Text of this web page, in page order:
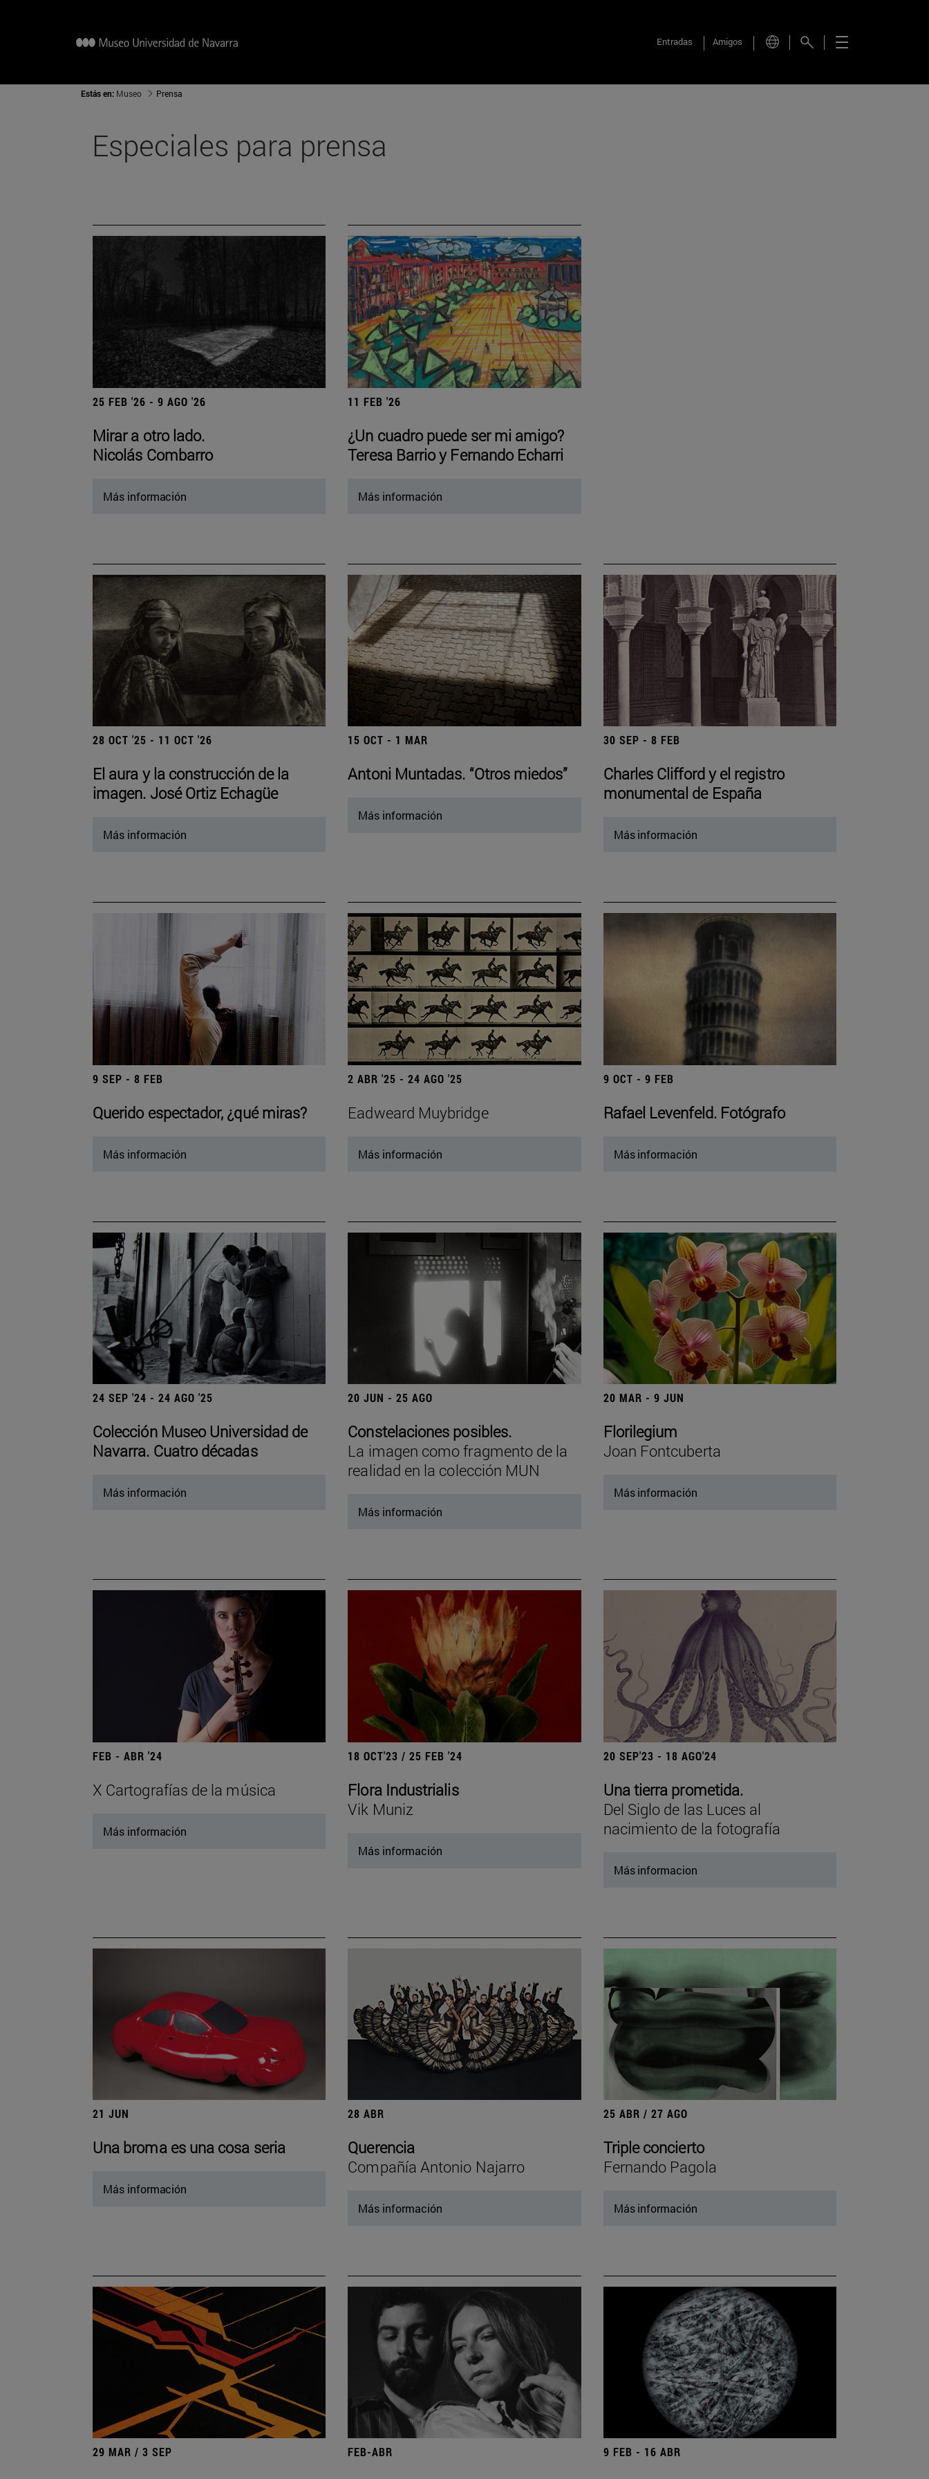
Entradas Amigos
Estás en: Museo Prensa
Especiales para prensa
25 FEB '26 - 9 AGO '26
Mirar a otro lado.
Nicolás Combarro
Más información
11 FEB '26
¿Un cuadro puede ser mi amigo?
Teresa Barrio y Fernando Echarri
Más información
28 OCT '25 - 11 OCT '26
El aura y la construcción de la
imagen. José Ortiz Echagüe
Más información
15 OCT - 1 MAR
Antoni Muntadas. “Otros miedos”
Más información
30 SEP - 8 FEB
Charles Clifford y el registro
monumental de España
Más información
9 SEP - 8 FEB
Querido espectador, ¿qué miras?
Más información
2 ABR '25 - 24 AGO '25
Eadweard Muybridge
Más información
9 OCT - 9 FEB
Rafael Levenfeld. Fotógrafo
Más información
24 SEP '24 - 24 AGO '25
Colección Museo Universidad de
Navarra. Cuatro décadas
Más información
20 JUN - 25 AGO
Constelaciones posibles.
La imagen como fragmento de la
realidad en la colección MUN
Más información
20 MAR - 9 JUN
Florilegium
Joan Fontcuberta
Más información
FEB - ABR '24
X Cartografías de la música
Más información
18 OCT'23 / 25 FEB '24
Flora Industrialis
Vik Muniz
Más información
20 SEP'23 - 18 AGO'24
Una tierra prometida.
Del Siglo de las Luces al
nacimiento de la fotografía
Más informacion
21 JUN
Una broma es una cosa seria
Más información
28 ABR
Querencia
Compañía Antonio Najarro
Más información
25 ABR / 27 AGO
Triple concierto
Fernando Pagola
Más información
29 MAR / 3 SEP FEB-ABR 9 FEB - 16 ABR